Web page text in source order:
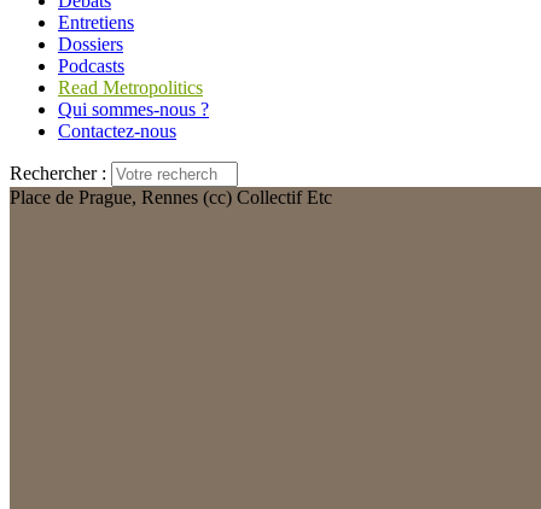
Entretiens
Dossiers
Podcasts
Read Metropolitics
Qui sommes-nous ?
Contactez-nous
Rechercher :
Place de Prague, Rennes (cc) Collectif Etc